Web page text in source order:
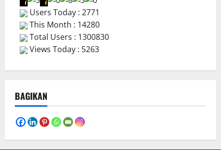
Users Today : 2771
This Month : 14280
Total Users : 1300830
Views Today : 5263
BAGIKAN